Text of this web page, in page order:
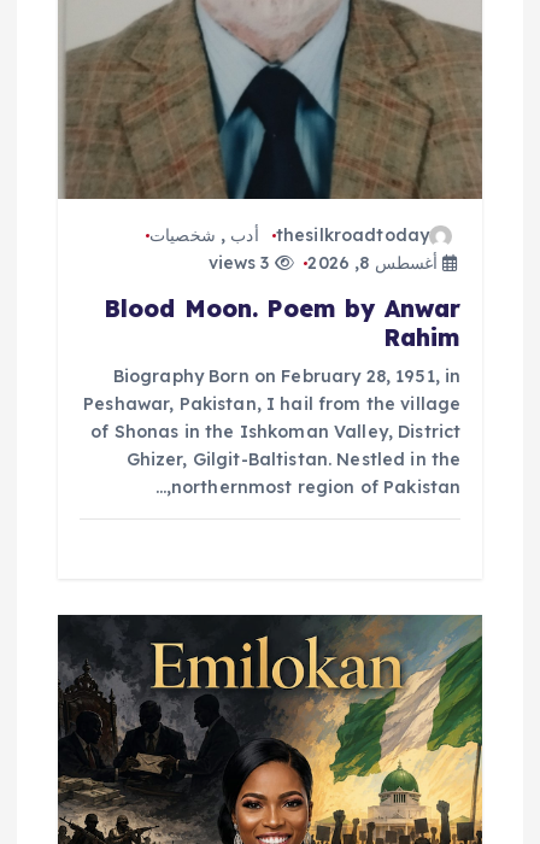
thesilkroadtoday أدب , شخصيات
أغسطس 8, 2026
Blood Moon. Poem by Anwar
Rahim
Biography Born on February 28, 1951, in
Peshawar, Pakistan, I hail from the village
of Shonas in the Ishkoman Valley, District
Ghizer, Gilgit-Baltistan. Nestled in the
northernmost region of Pakistan,…